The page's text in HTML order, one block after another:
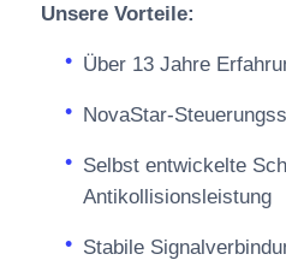
Unsere Vorteile:
Über 13 Jahre
NovaStar-
Selbst entwickelte
Antikollisionsleistung
Stabile